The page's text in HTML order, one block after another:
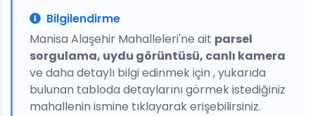
Bilgilendirme
Manisa Alaşehir Mahalleleri'ne ait parsel
sorgulama, uydu görüntüsü, canlı kamera
ve daha detaylı bilgi edinmek için , yukarıda
bulunan tabloda detaylarını görmek istediğiniz
mahallenin ismine tıklayarak erişebilirsiniz.